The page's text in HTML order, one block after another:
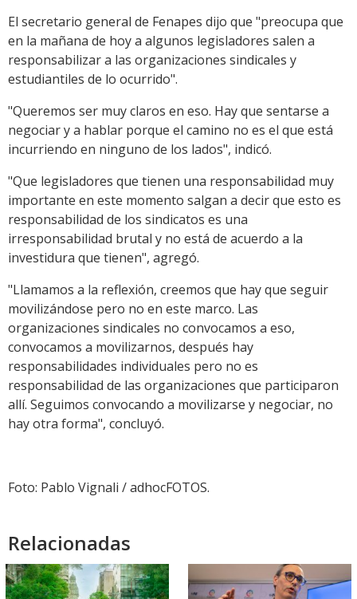
El secretario general de Fenapes dijo que "preocupa que
en la mañana de hoy a algunos legisladores salen a
responsabilizar a las organizaciones sindicales y
estudiantiles de lo ocurrido".
"Queremos ser muy claros en eso. Hay que sentarse a
negociar y a hablar porque el camino no es el que está
incurriendo en ninguno de los lados", indicó.
"Que legisladores que tienen una responsabilidad muy
importante en este momento salgan a decir que esto es
responsabilidad de los sindicatos es una
irresponsabilidad brutal y no está de acuerdo a la
investidura que tienen", agregó.
"Llamamos a la reflexión, creemos que hay que seguir
movilizándose pero no en este marco. Las
organizaciones sindicales no convocamos a eso,
convocamos a movilizarnos, después hay
responsabilidades individuales pero no es
responsabilidad de las organizaciones que participaron
allí. Seguimos convocando a movilizarse y negociar, no
hay otra forma", concluyó.
Foto: Pablo Vignali / adhocFOTOS.
Relacionadas